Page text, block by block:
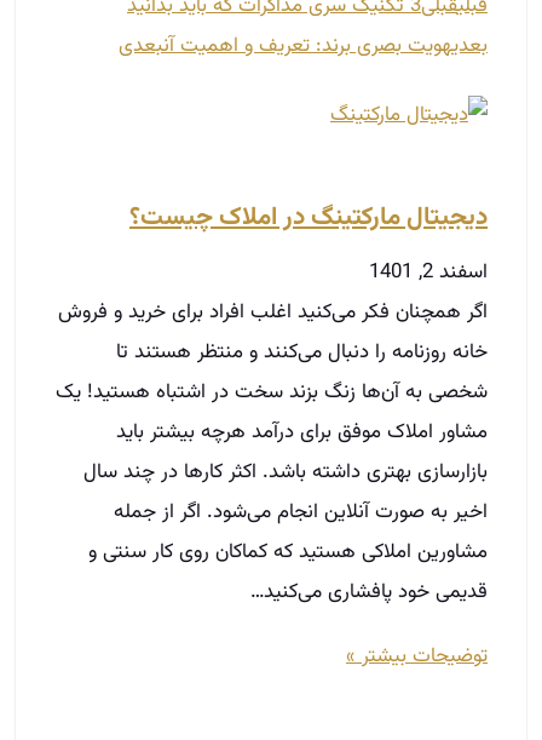
قبلیقبلی3 تکنیک سری مذاکرات که باید بدانید
بعدیهویت بصری برند: تعریف و اهمیت آنبعدی
دیجیتال مارکتینگ در املاک چیست؟
اسفند 2, 1401
اگر همچنان فکر می‌کنید اغلب افراد برای خرید و فروش
خانه روزنامه را دنبال می‌کنند و منتظر هستند تا
شخصی به آن‌ها زنگ بزند سخت در اشتباه هستید! یک
مشاور املاک موفق برای درآمد هرچه بیشتر باید
بازارسازی بهتری داشته باشد. اکثر کارها در چند سال
اخیر به صورت آنلاین انجام می‌شود. اگر از جمله
مشاورین املاکی هستید که کماکان روی کار سنتی و
قدیمی خود پافشاری می‌کنید…
توضیحات بیشتر »